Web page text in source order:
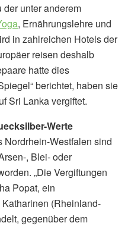
der unter anderem
, Ernährungslehre und
in zahlreichen Hotels der
reisen deshalb
hatte dies
berichtet, haben sie
Sri Lanka vergiftet.
Werte
Westfalen sind
, Blei- oder
„Die Vergiftungen
Popat, ein
(Rheinland-
gegenüber dem